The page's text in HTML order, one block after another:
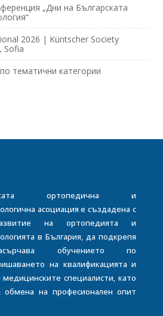
„Дни на Българската
2026 | Küntscher Society
Sofia
тематични категории
ортопедична и
асоциация е създадена с
на ортопедията и
в България, да подкрепя
обучението по
на квалификацията и
специалисти, като
на професионален опит